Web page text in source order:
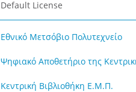
Default License
Εθνικό Μετσόβιο Πολυτεχνείο
Ψηφιακό Αποθετήριο της
Κεντρική Βιβλιοθήκη Ε.Μ.Π.